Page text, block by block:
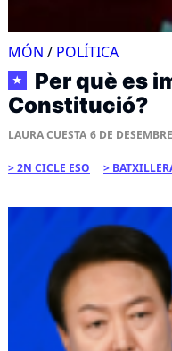
MÓN / POLÍTICA
★
Per què es
Constitució?
LAURA CUESTA 6 DE
2N CICLE ESO